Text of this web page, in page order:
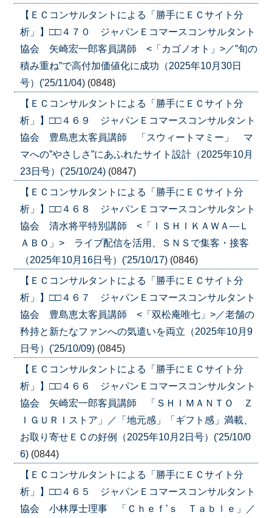
【ＥＣコンサルタントによる「勝手にＥＣサイト分
析」】□□４７０ ジャパンＥコマースコンサルタント
協会 矢崎宏一郎客員講師 <「カゴノオト」>／”旬の
積み重ね”で高付加価値化に成功（2025年10月30日
号）('25/11/04) (0848)
【ＥＣコンサルタントによる「勝手にＥＣサイト分
析」】□□４６９ ジャパンＥコマースコンサルタント
協会 豊島恵太客員講師 「スウィートマミー」 マ
マへの”やさしさ”にあふれたサイト設計（2025年10月
23日号）('25/10/24) (0847)
【ＥＣコンサルタントによる「勝手にＥＣサイト分
析」】□□４６８ ジャパンＥコマースコンサルタント
協会 清水将平特別講師 <「ＩＳＨＩＫＡＷＡ―Ｌ
ＡＢＯ」> ライブ配信を活用、ＳＮＳで集客・接客
（2025年10月16日号）('25/10/17) (0846)
【ＥＣコンサルタントによる「勝手にＥＣサイト分
析」】□□４６７ ジャパンＥコマースコンサルタント
協会 豊島恵太客員講師 <「双松庵唯七」>／老舗の
矜持と新たなファンへの気遣いを両立（2025年10月9
日号）('25/10/09) (0845)
【ＥＣコンサルタントによる「勝手にＥＣサイト分
析」】□□４６６ ジャパンＥコマースコンサルタント
協会 矢崎宏一郎客員講師 「ＳＨＩＭＡＮＴＯ Ｚ
ＩＧＵＲＩストア」／「地元感」「ギフト感」満載、
お取り寄せＥＣの好例（2025年10月2日号）('25/10/0
6) (0844)
【ＥＣコンサルタントによる「勝手にＥＣサイト分
析」】□□４６５ ジャパンＥコマースコンサルタント
協会 小林厚士理事 「Ｃｈｅｆ’ｓ Ｔａｂｌｅ」／